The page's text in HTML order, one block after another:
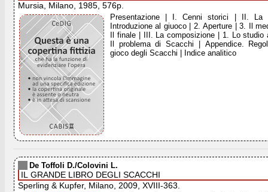
Mursia, Milano, 1985, 576p.
Presentazione | I. Cenni storici | II. La
Introduzione al giuoco | 2. Aperture | 3. Il
Il finale | III. La composizione | 1. Lo studio
Il problema di Scacchi | Appendice.
gioco degli Scacchi | Indice analitico
De Toffoli D./Colovini L.
IL GRANDE LIBRO DEGLI SCACCHI
Sperling & Kupfer, Milano, 2009, XVIII-363.